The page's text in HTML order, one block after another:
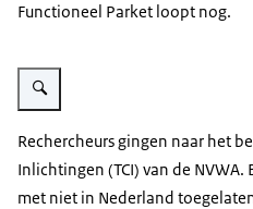
Functioneel Parket loopt nog.
Vergroot afbeelding NVWA-IOD
Rechercheurs gingen naar het
Inlichtingen (TCI) van de
met niet in Nederland